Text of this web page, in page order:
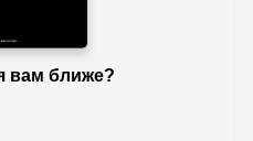
вам ближе?